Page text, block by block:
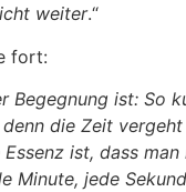
weiter.“
fort:
Begegnung ist: So
die Zeit
ist, dass
Minute, jede